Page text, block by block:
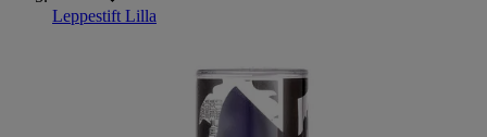
Leppestift Lilla